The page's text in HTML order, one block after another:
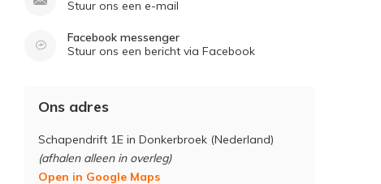
Stuur ons een e-mail
Facebook messenger
Stuur ons een bericht via Facebook
Ons adres
Schapendrift 1E in Donkerbroek (Nederland)
(afhalen alleen in overleg)
Open in Google Maps